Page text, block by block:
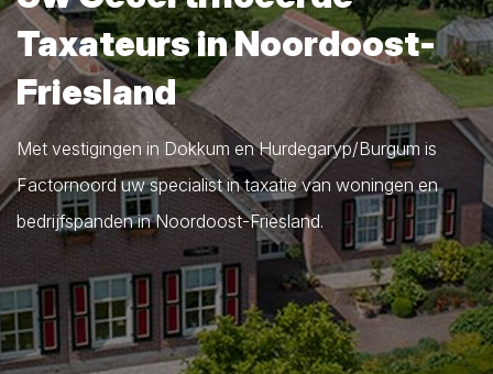
Taxateurs in Noordoost-
Friesland
Met vestigingen in Dokkum en Hurdegaryp/Burgum is
Factornoord uw specialist in taxatie van woningen en
bedrijfspanden in Noordoost-Friesland.